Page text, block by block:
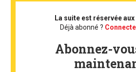
La suite est réservée
Déjà abonné ?
Abonnez-